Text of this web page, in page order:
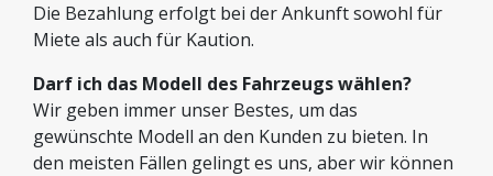
Die Bezahlung erfolgt bei der Ankunft sowohl für
Miete als auch für Kaution.
Darf ich das Modell des Fahrzeugs wählen?
Wir geben immer unser Bestes, um das
gewünschte Modell an den Kunden zu bieten. In
den meisten Fällen gelingt es uns, aber wir können